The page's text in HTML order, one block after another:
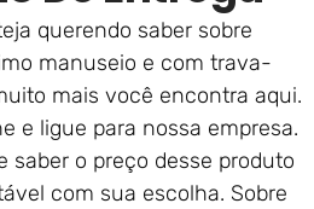
querendo saber sobre
manuseio e com trava-
mais você encontra aqui.
e ligue para nossa empresa.
saber o preço desse produto
com sua escolha. Sobre